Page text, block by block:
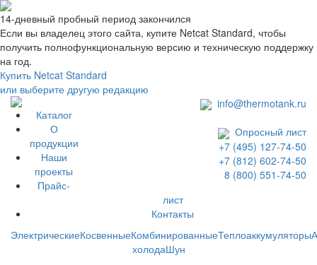
14-дневный пробный период закончился
Если вы владелец этого сайта, купите Netcat Standard, чтобы
получить полнофункциональную версию и техническую поддержку
на год.
Купить Netcat Standard
или выберите другую редакцию
info@thermotank.ru
Опросный лист
+7 (495) 127-74-50
+7 (812) 602-74-50
8 (800) 551-74-50
Каталог
О
продукции
Наши
проекты
Прайс-
лист
Контакты
Каталог
ЭлектрическиеКосвенныеКомбинированныеТеплоаккумуляторы
холодаШун